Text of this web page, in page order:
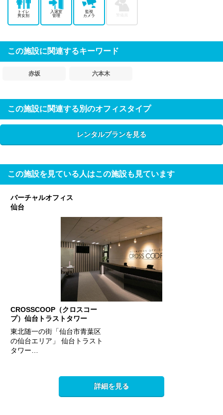
トイレ
男女別
入退室
管理
監視
カメラ
この施設に関連するキーワード
赤坂 六本木
この施設に関連する別のオフィスタイプ
レンタルプランを見る
この施設を見ている人はこの施設も見ています
バーチャルオフィス
仙台
CROSSCOOP（クロスコー
プ）仙台トラストタワー
東北随一の街「仙台市青葉区
の仙台エリア」 仙台トラスト
タワー…
詳細を見る